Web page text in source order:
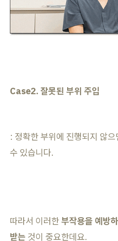
Case2. 잘못된 부위 주입
: 정확한 부위에 진행되지 않으
수 있습니다.
따라서 이러한부작용을 예방
받는 것이 중요한데요.